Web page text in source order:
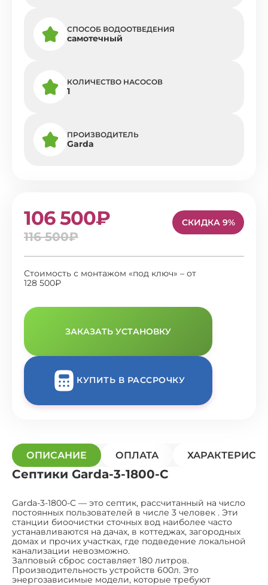
СПОСОБ ВОДООТВЕДЕНИЯ
самотечный
КОЛИЧЕСТВО НАСОСОВ
1
ПРОИЗВОДИТЕЛЬ
Garda
106 500₽
116 500₽
СКИДКА 9%
Стоимость с монтажом «под ключ» – от
128 500₽
ЗАКАЗАТЬ УСТАНОВКУ
КУПИТЬ В РАССРОЧКУ
ОПИСАНИЕ ОПЛАТА
Септики Garda-3-1800-C
Garda-3-1800-C — это септик, рассчитанный на число
постоянных пользователей в числе 3 человек . Эти
станции биоочистки сточных вод наиболее часто
устанавливаются на дачах, в коттеджах, загородных
домах и прочих участках, где подведение локальной
канализации невозможно.
Залповый сброс составляет 180 литров.
Производительность устройств 600л. Это
энергозависимые модели, которые требуют